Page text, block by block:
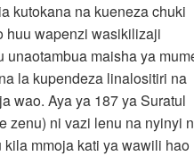
kutokana na kueneza chuki
huu wapenzi wasikilizaji
maisha ya
la kupendeza linalositiri na
wao. Aya ya 187 ya Suratul
zenu) ni vazi lenu na nyinyi
mmoja kati ya wawili hao